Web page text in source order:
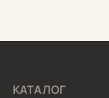
КАТАЛОГ